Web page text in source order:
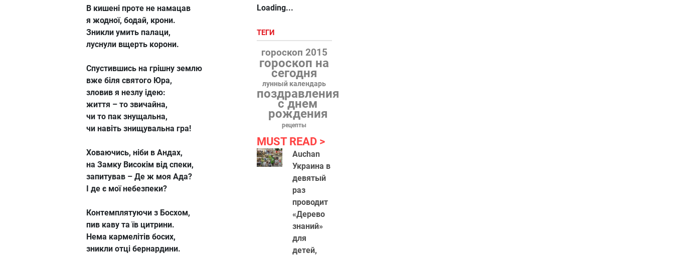
В кишені проте не намацав
я жодної, бодай, крони.
Зникли умить палаци,
луснули вщерть корони.
Спустившись на грішну землю
вже біля святого Юра,
зловив я незлу ідею:
життя – то звичайна,
чи то пак знущальна,
чи навіть знищувальна гра!
Ховаючись, ніби в Андах,
на Замку Високім від спеки,
запитував – Де ж моя Ада?
І де є мої небезпеки?
Контемплятуючи з Босхом,
пив каву та їв цитрини.
Нема кармелітів босих,
зникли отці бернардини.
Loading...
ТЕГИ
гороскоп 2015
гороскоп на
сегодня
лунный календарь
поздравления
с днем
рождения
рецепты
MUST READ
Auchan
Украина в
девятый
раз
проводит
«Дерево
знаний»
для
детей,